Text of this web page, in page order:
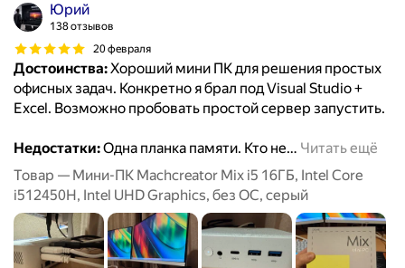
Юрий
138 отзывов
20 февраля
Достоинства:Хороший мини ПК для решения простых
офисных задач. Конкретно я брал под Visual Studio +
Excel. Возможно пробовать простой сервер запустить.
Недостатки:Одна планка памяти. Кто не… Читать ещё
Товар — Мини-ПК Machcreator Mix i5 16ГБ, Intel Core
i512450H, Intel UHD Graphics, без ОС, серый